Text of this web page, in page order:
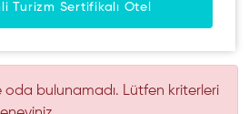
Turizm Sertifikalı Otel
oda bulunamadı. Lütfen kriterleri